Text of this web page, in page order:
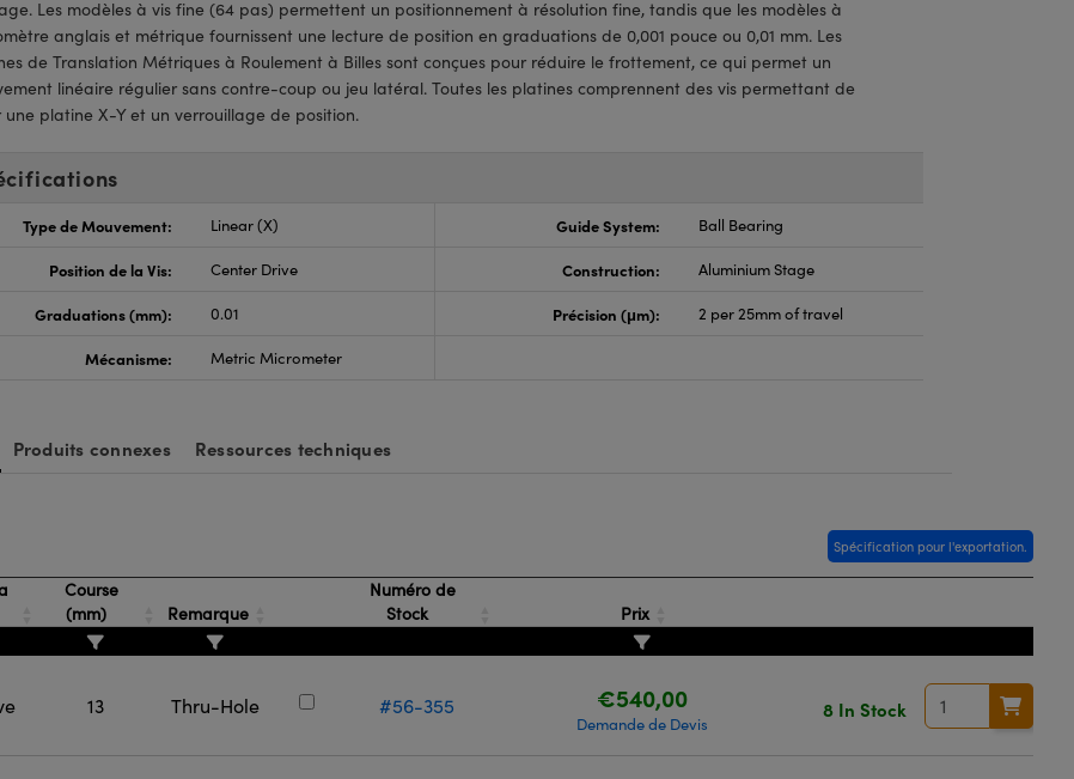
Les modèles à vis fine (64 pas) permettent un positionnement à résolution fine, tandis que les modèles à
anglais et métrique fournissent une lecture de position en graduations de 0,001 pouce ou 0,01 mm. Les
de Translation Métriques à Roulement à Billes sont conçues pour réduire le frottement, ce qui permet un
linéaire régulier sans contre-coup ou jeu latéral. Toutes les platines comprennent des vis permettant de
une platine X-Y et un verrouillage de position.
Type de Mouvement: Linear (X) Guide System: Ball Bearing
Position de la Vis: Center Drive Construction: Aluminium Stage
Graduations (mm): 0.01 Précision (μm): 2 per 25mm of travel
Mécanisme: Metric Micrometer
Produits connexes Ressources techniques
Spécification pour l'exportation.
Course
(mm)
Remarque
Numéro de
Stock
Prix
13 Thru-Hole #56-355 €540,00
Demande de Devis
8 In Stock